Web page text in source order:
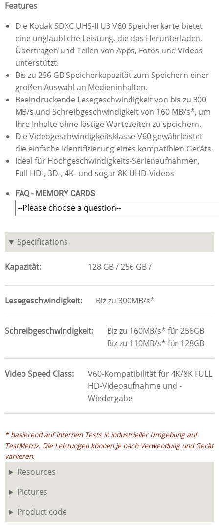
Features
Die Kodak SDXC UHS-II U3 V60 Speicherkarte bietet
eine unglaubliche Leistung, die das Herunterladen,
Übertragen und Teilen von Apps, Fotos und Videos
unterstützt.
Bis zu 256 GB Speicherkapazität zum Speichern einer
großen Auswahl an Medieninhalten.
Beeindruckende Lesegeschwindigkeit von bis zu 300
MB/s und Schreibgeschwindigkeit von 160 MB/s*, um
Ihre Inhalte ohne lästige Wartezeiten zu speichern.
Die Videogeschwindigkeitsklasse V60 gewährleistet
die einfache Identifizierung eines kompatiblen Geräts.
Ideal für Hochgeschwindigkeits-Serienaufnahmen,
Full HD-, 3D-, 4K- und sogar 8K UHD-Videos
FAQ - MEMORY CARDS
Specifications
Kapazität 128 GB 256 GB
Lesegeschwindigkeit Biz zu 300MB/s*
Schreibgeschwindigkeit
Biz zu 160MB/s* für 256GB
Biz zu 110MB/s* für 128GB
Video Speed Class
V60-Kompatibilität für 4K/8K FULL
HD-Videoaufnahme und -
Wiedergabe
* basierend auf internen Tests in industrieller Umgebung auf
TestMetrix. Die Leistungen können je nach Verwendung und Gerät
variieren.
Resources
Pictures
Product code